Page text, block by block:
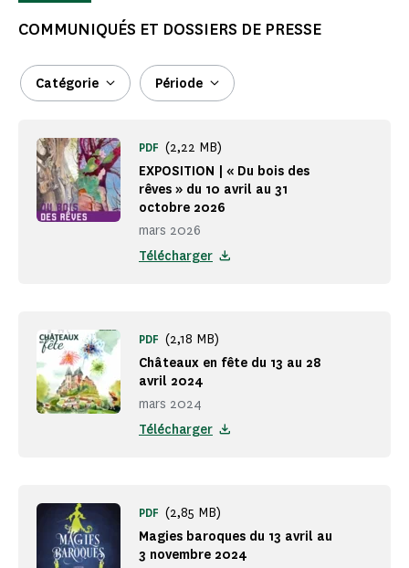
COMMUNIQUÉS ET DOSSIERS DE PRESSE
Catégorie Période
EXPOSITION | « Du bois des
rêves » du 10 avril au 31
octobre 2026
mars 2026
PDF (2,22 MB)
Télécharger
Châteaux en fête du 13 au 28
avril 2024
mars 2024
PDF (2,18 MB)
Télécharger
Magies baroques du 13 avril au
3 novembre 2024
PDF (2,85 MB)